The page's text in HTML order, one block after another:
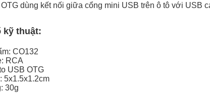
dùng kết nối giữa cổng mini USB trên ô tô với USB
kỹ thuật:
CO132
RCA
USB OTG
5x1.5x1.2cm
30g